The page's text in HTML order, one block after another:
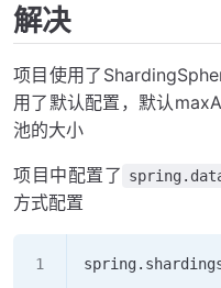
解决
项目使用了
用了默认配置，默认
池的大小
项目中配置了
方式配置